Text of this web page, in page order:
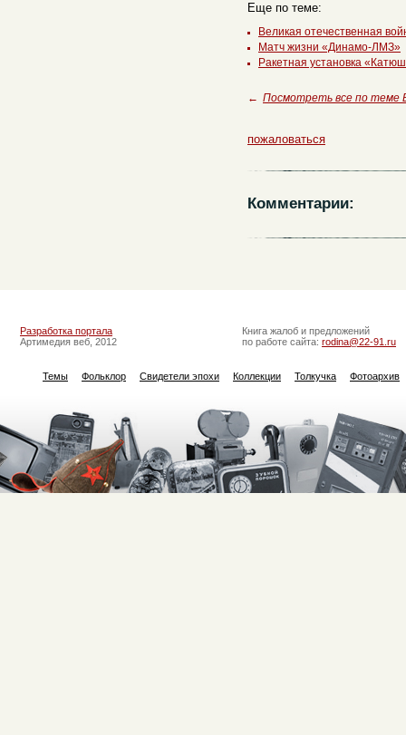
Еще по теме:
Великая отечественная
Матч жизни «Динамо-ЛМЗ»
Ракетная установка
← Посмотреть все по теме
пожаловаться
Комментарии:
Разработка портала
Артимедия веб, 2012
Книга жалоб и предложений
по работе сайта: rodina@22-91.ru
Темы Фольклор Свидетели эпохи Коллекции Толкучка Фотоархив